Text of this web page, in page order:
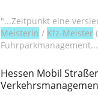
"...Zeitpunkt eine
Meisterin / Kfz-Meister
Hessen Mobil